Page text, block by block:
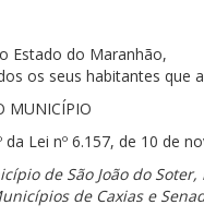
Estado do Maranhão,
os seus habitantes que
MUNICÍPIO
da Lei nº 6.157, de 10 de
de São João do
de Caxias e